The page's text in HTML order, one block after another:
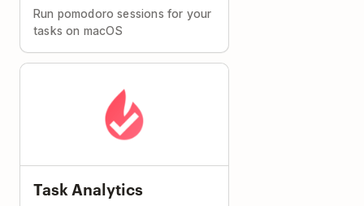
Run pomodoro sessions for your
tasks on macOS
Task Analytics